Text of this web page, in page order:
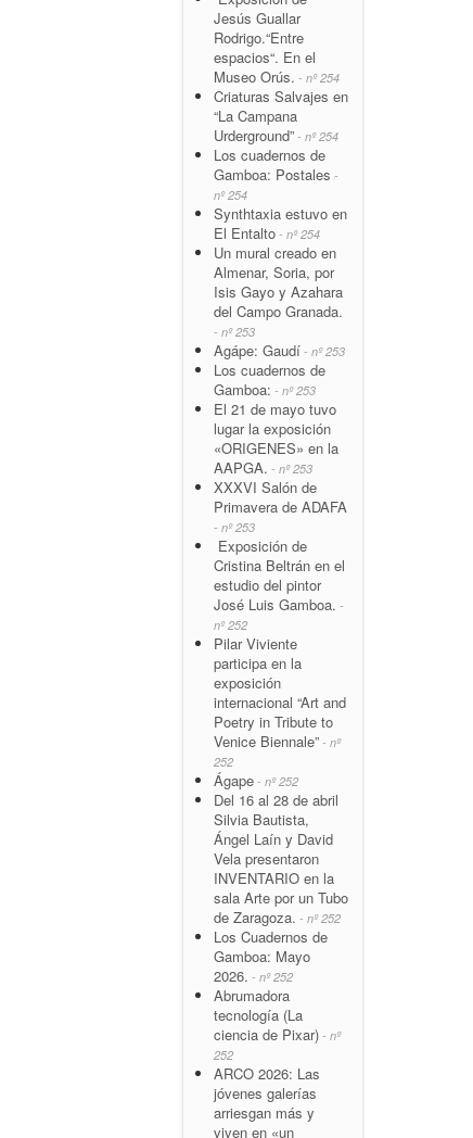
Jesús Guallar
Rodrigo.“Entre
espacios“. En el
Museo Orús. - nº 254
Criaturas Salvajes en
“La Campana
Urderground” - nº 254
Los cuadernos de
Gamboa: Postales -
nº 254
Synthtaxia estuvo en
El Entalto - nº 254
Un mural creado en
Almenar, Soria, por
Isis Gayo y Azahara
del Campo Granada.
- nº 253
Agápe: Gaudí - nº 253
Los cuadernos de
Gamboa: - nº 253
El 21 de mayo tuvo
lugar la exposición
«ORIGENES» en la
AAPGA. - nº 253
XXXVI Salón de
Primavera de ADAFA
- nº 253
Exposición de
Cristina Beltrán en el
estudio del pintor
José Luis Gamboa. -
nº 252
Pilar Viviente
participa en la
exposición
internacional “Art and
Poetry in Tribute to
Venice Biennale” - nº
252
Ágape - nº 252
Del 16 al 28 de abril
Silvia Bautista,
Ángel Laín y David
Vela presentaron
INVENTARIO en la
sala Arte por un Tubo
de Zaragoza. - nº 252
Los Cuadernos de
Gamboa: Mayo
2026. - nº 252
Abrumadora
tecnología (La
ciencia de Pixar) - nº
252
ARCO 2026: Las
jóvenes galerías
arriesgan más y
viven en «un